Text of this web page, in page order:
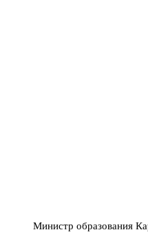
Министр образования